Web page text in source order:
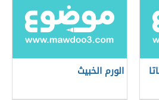
الورم الخبيث